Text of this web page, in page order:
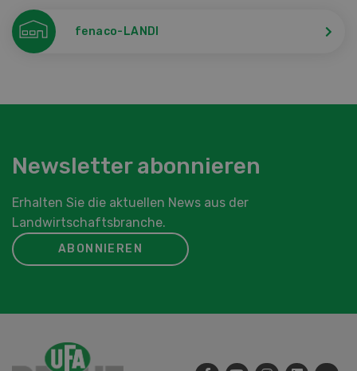
fenaco-LANDI
Newsletter abonnieren
Erhalten Sie die aktuellen News aus der
Landwirtschaftsbranche.
ABONNIEREN